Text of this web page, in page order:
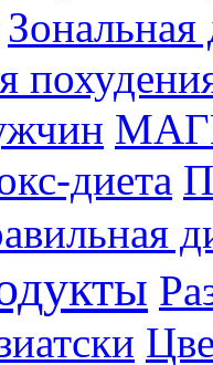
Зональная
диета